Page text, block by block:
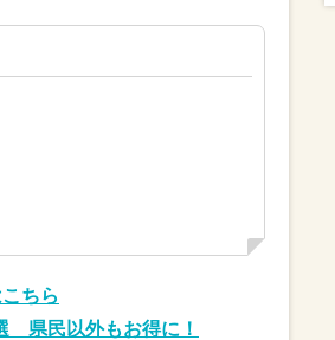
ちら
県民以外もお得に！